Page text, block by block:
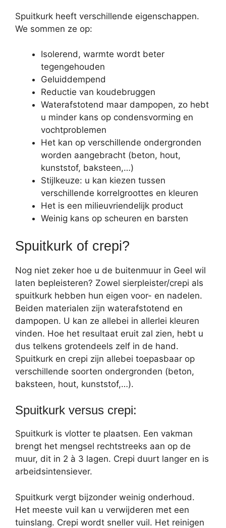
Spuitkurk heeft verschillende eigenschappen.
We sommen ze op:
Isolerend, warmte wordt beter
tegengehouden
Geluiddempend
Reductie van koudebruggen
Waterafstotend maar dampopen, zo hebt
u minder kans op condensvorming en
vochtproblemen
Het kan op verschillende ondergronden
worden aangebracht (beton, hout,
kunststof, baksteen,…)
Stijlkeuze: u kan kiezen tussen
verschillende korrelgroottes en kleuren
Het is een milieuvriendelijk product
Weinig kans op scheuren en barsten
Spuitkurk of crepi?
Nog niet zeker hoe u de buitenmuur in Geel wil
laten bepleisteren? Zowel sierpleister/crepi als
spuitkurk hebben hun eigen voor- en nadelen.
Beiden materialen zijn waterafstotend en
dampopen. U kan ze allebei in allerlei kleuren
vinden. Hoe het resultaat eruit zal zien, hebt u
dus telkens grotendeels zelf in de hand.
Spuitkurk en crepi zijn allebei toepasbaar op
verschillende soorten ondergronden (beton,
baksteen, hout, kunststof,…).
Spuitkurk versus crepi:
Spuitkurk is vlotter te plaatsen. Een vakman
brengt het mengsel rechtstreeks aan op de
muur, dit in 2 à 3 lagen. Crepi duurt langer en is
arbeidsintensiever.
Spuitkurk vergt bijzonder weinig onderhoud.
Het meeste vuil kan u verwijderen met een
tuinslang. Crepi wordt sneller vuil. Het reinigen